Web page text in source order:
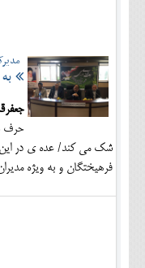
حرف
شک می کند/ عده ی در این
فرهیختگان و به ویژه